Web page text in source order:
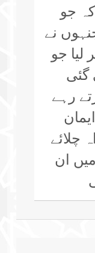
جو
نے
لیا جو
رہے
چلائے
ان